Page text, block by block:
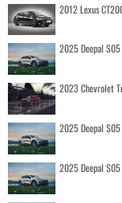
2012 Lexus
2025 Deepal S05
2023 Chevrolet
2025 Deepal S05
2025 Deepal S05